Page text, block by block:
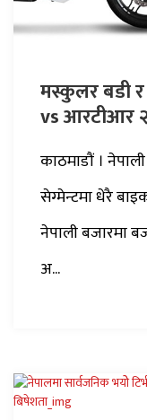
मस्कुलर बडी
vs आरटीआर
काठमाडौं ।
सेग्मेन्टमा धेरै
नेपाली बजारमा
अ...